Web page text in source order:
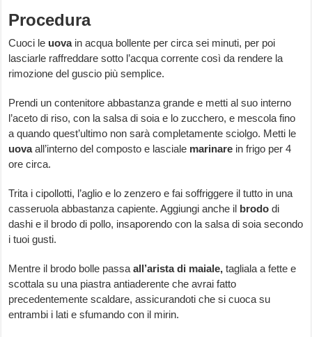
Procedura
Cuoci le uovain acqua bollente per circa sei minuti, per poi
lasciarle raffreddare sotto l’acqua corrente così da rendere la
rimozione del guscio più semplice.
Prendi un contenitore abbastanza grande e metti al suo interno
l’aceto di riso, con la salsa di soia e lo zucchero, e mescola fino
a quando quest’ultimo non sarà completamente sciolgo. Metti le
uovaall’interno del composto e lasciale marinare in frigo per 4
ore circa.
Trita i cipollotti, l’aglio e lo zenzero e fai soffriggere il tutto in una
casseruola abbastanza capiente. Aggiungi anche il brodo di
dashi e il brodo di pollo, insaporendo con la salsa di soia secondo
i tuoi gusti.
Mentre il brodo bolle passaall’arista di maiale, tagliala a fette e
scottala su una piastra antiaderente che avrai fatto
precedentemente scaldare, assicurandoti che si cuoca su
entrambi i lati e sfumando con il mirin.